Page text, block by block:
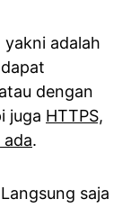
adalah
dengan
juga HTTPS,
ada.
saja